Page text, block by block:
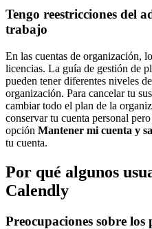
Tengo reestricciones del
trabajo
En las cuentas de organización,
licencias. La guía de gestión de
pueden tener diferentes niveles
organización. Para cancelar tu
cambiar todo el plan de la
conservar tu cuenta personal
opción Mantener mi cuenta y
tu cuenta.
Por qué algunos
Calendly
Preocupaciones sobre los